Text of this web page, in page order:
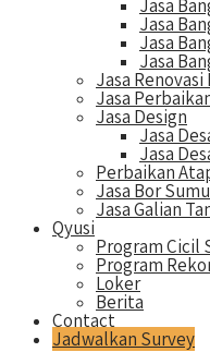
Jasa
Jasa
Jasa
Jasa
Jasa Renovasi
Jasa
Jasa Design
Jasa
Jasa
Perbaikan
Jasa Bor
Jasa Galian
Qyusi
Program Cicil
Program
Loker
Berita
Contact
Jadwalkan Survey